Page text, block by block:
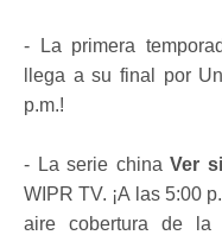
- La primera
llega a su final por
p.m.!
- La serie china Ver
WIPR TV. ¡A las 5:00
aire cobertura de la